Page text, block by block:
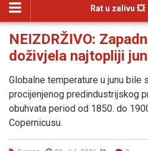
Rat u zalivu 💥
NEIZDRŽIVO:
doživjela najtopliji
Globalne temperature u junu bile
procijenjenog predindustrijskog
obuhvata period od 1850. do
Copernicusu.